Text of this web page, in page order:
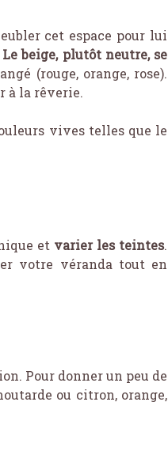
cet espace pour lui
Le beige, plutôt neutre, se
(rouge, orange, rose).
à la rêverie.
vives telles que le
et varier les teintes.
votre véranda tout en
Pour donner un peu de
ou citron, orange,